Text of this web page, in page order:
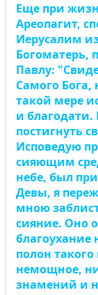
Еще при
Ареопагит,
Иерусалим
Богоматерь,
Павлу:
Самого Бога,
такой мере
и
постигнуть
Исповедую
сияющим
небе, был
Девы, я
мною
сияние. Оно
полон
немощное,
знамений и